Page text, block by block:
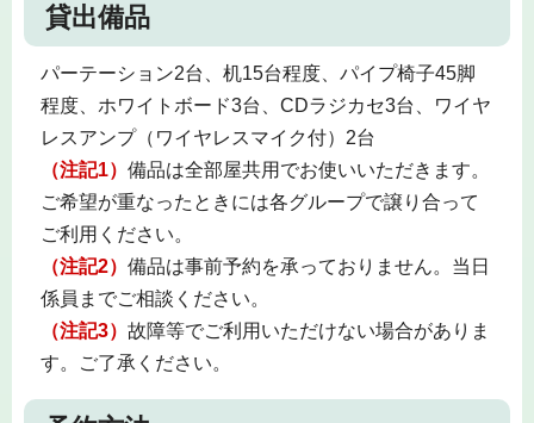
貸出備品
パーテーション2台、机15台程度、パイプ椅子45脚
程度、ホワイトボード3台、CDラジカセ3台、ワイヤ
レスアンプ（ワイヤレスマイク付）2台
（注記1） 備品は全部屋共用でお使いいただきます。
ご希望が重なったときには各グループで譲り合って
ご利用ください。
（注記2） 備品は事前予約を承っておりません。当日
係員までご相談ください。
（注記3） 故障等でご利用いただけない場合がありま
す。ご了承ください。